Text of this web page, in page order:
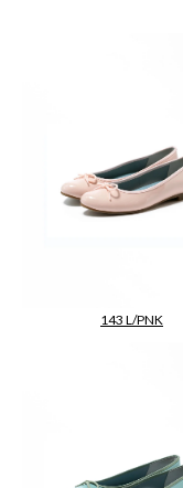
143 L/PNK